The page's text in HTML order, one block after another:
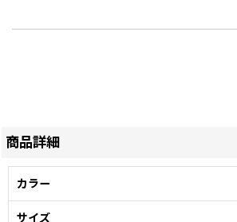
商品詳細
カラー
サイズ